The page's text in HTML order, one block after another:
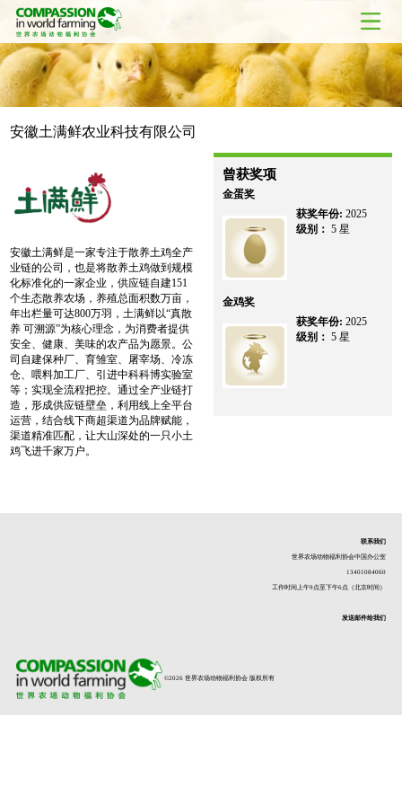
安徽土满鲜农业科技有限公司
曾获奖项
金蛋奖
获奖年份: 2025
级别： 5 星
金鸡奖
获奖年份: 2025
级别： 5 星
安徽土满鲜是一家专注于散养土鸡全产
业链的公司，也是将散养土鸡做到规模
化标准化的一家企业，供应链自建151
个生态散养农场，养殖总面积数万亩，
年出栏量可达800万羽，土满鲜以“真散
养 可溯源”为核心理念，为消费者提供
安全、健康、美味的农产品为愿景。公
司自建保种厂、育雏室、屠宰场、冷冻
仓、喂料加工厂、引进中科科博实验室
等；实现全流程把控。通过全产业链打
造，形成供应链壁垒，利用线上全平台
运营，结合线下商超渠道为品牌赋能，
渠道精准匹配，让大山深处的一只小土
鸡飞进千家万户。
联系我们
世界农场动物福利协会中国办公室
13401084060
工作时间上午9点至下午6点（北京时间）
发送邮件给我们
©2026 世界农场动物福利协会 版权所有